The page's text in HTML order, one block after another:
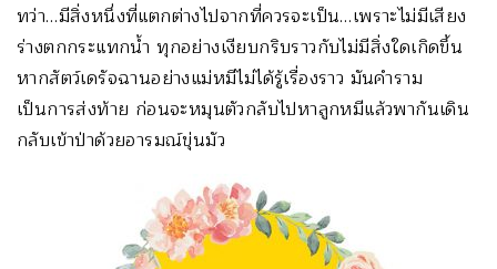
ทว่า…มีสิ่งหนึ่งที่แตกต่างไปจากที่ควรจะเป็น…เพราะไม่มีเสียง
ร่างตกกระแทกน้ำ ทุกอย่างเงียบกริบราวกับไม่มีสิ่งใดเกิดขึ้น
หากสัตว์เดรัจฉานอย่างแม่หมีไม่ได้รู้เรื่องราว มันคำราม
เป็นการส่งท้าย ก่อนจะหมุนตัวกลับไปหาลูกหมีแล้วพากันเดิน
กลับเข้าป่าด้วยอารมณ์ขุ่นมัว